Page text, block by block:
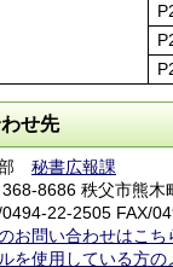
せ先
部 秘書広報課
8686 秩父市熊
22-2505 FAX/
お問い合わせはこち
を使用している方